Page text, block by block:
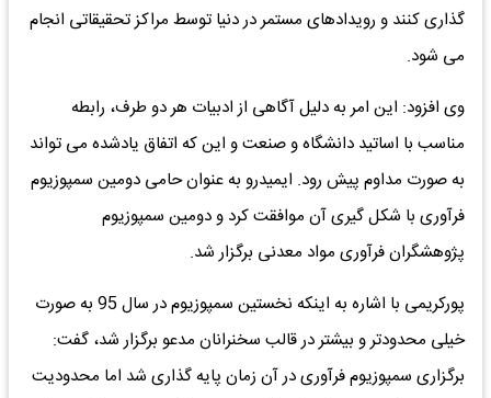
گذاری کنند و رویدادهای مستمر در دنیا توسط مراکز تحقیقاتی انجام
می شود.
وی افزود: این امر به دلیل آگاهی از ادبیات هر دو طرف، رابطه
مناسب با اساتید دانشگاه و صنعت و این که اتفاق یادشده می تواند
به صورت مداوم پیش رود. ایمیدرو به عنوان حامی دومین سمپوزیوم
فرآوری با شکل گیری آن موافقت کرد و دومین سمپوزیوم
پژوهشگران فرآوری مواد معدنی برگزار شد.
پورکریمی با اشاره به اینکه نخستین سمپوزیوم در سال 95 به صورت
خیلی محدودتر و بیشتر در قالب سخنرانان مدعو برگزار شد، گفت:
برگزاری سمپوزیوم فرآوری در آن زمان پایه گذاری شد اما محدودیت